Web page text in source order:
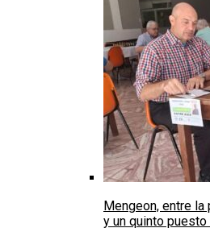
Mengeon, entre
y un quinto puesto